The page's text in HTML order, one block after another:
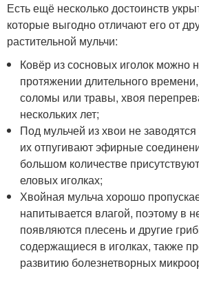
Есть ещё несколько достоинств
которые выгодно отличают его от
растительной мульчи:
Ковёр из сосновых иголок можно
протяжении длительного
соломы или травы, хвоя
нескольких лет;
Под мульчей из хвои не
их отпугивают эфирные
большом количестве
еловых иголках;
Хвойная мульча хорошо
напитывается влагой, поэтому в
появляются плесень и другие
содержащиеся в иголках, также
развитию болезнетворных